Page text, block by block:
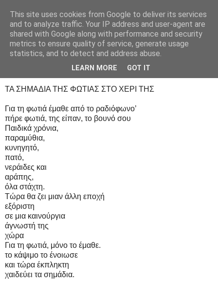
Ελένη Γκίκα
Παρασκευή 20 Μαΐου 2011
Θέμα κατόπτρου
ΤΑ ΣΗΜΑΔΙΑ ΤΗΣ ΦΩΤΙΑΣ ΣΤΟ ΧΕΡΙ ΤΗΣ
Για τη φωτιά έμαθε από το ραδιόφωνο’
πήρε φωτιά, της είπαν, το βουνό σου
Παιδικά χρόνια,
παραμύθια,
κυνηγητό,
πατό,
νεράιδες και
αράπης,
όλα στάχτη.
Τώρα θα ζει μιαν άλλη εποχή
εξόριστη
σε μια καινούργια
άγνωστή της
χώρα
Για τη φωτιά, μόνο το έμαθε.
το κάψιμο το ένοιωσε
και τώρα έκπληκτη
χαιδεύει τα σημάδια.
This site uses cookies from Google to deliver its services
and to analyze traffic. Your IP address and user-agent are
shared with Google along with performance and security
metrics to ensure quality of service, generate usage
statistics, and to detect and address abuse.
LEARN MORE GOT IT